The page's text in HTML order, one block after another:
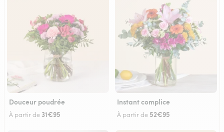
Douceur poudrée
À partir de 31€95
Instant complice
À partir de 52€95